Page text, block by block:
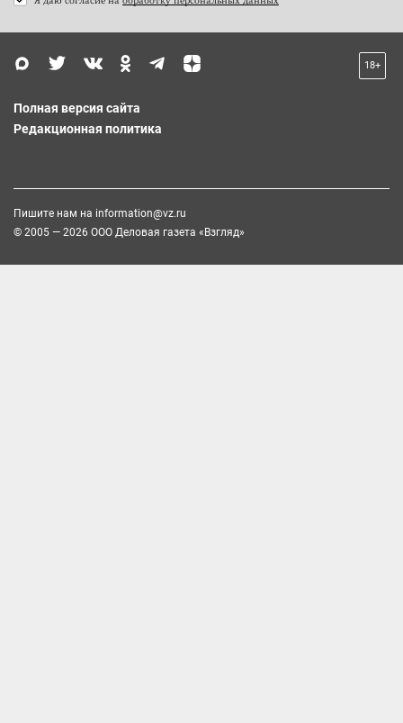
18+
Полная версия сайта
Редакционная политика
Пишите нам на information@vz.ru
© 2005 — 2026 ООО Деловая газета «Взгляд»